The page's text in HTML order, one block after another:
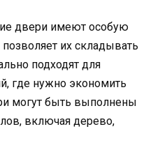
двери имеют особую
их складывать
подходят для
где нужно экономить
могут быть выполнены
включая дерево,